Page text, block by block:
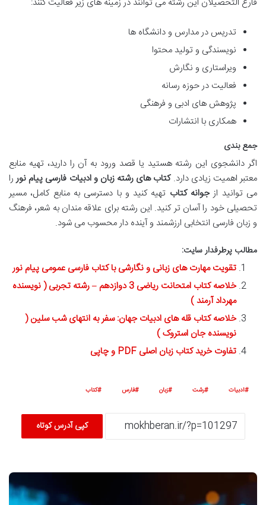
تدریس در مدارس و دانشگاه ها
نویسندگی و تولید محتوا
ویراستاری و نگارش
فعالیت در حوزه رسانه
پژوهش های ادبی و فرهنگی
همکاری با انتشارات
جمع بندی
اگر دانشجوی این رشته هستید یا قصد ورود به آن را دارید، تهیه منابع
معتبر اهمیت زیادی دارد.کتاب های رشته زبان و ادبیات فارسی پیام نوررا
می توانید ازجوانه کتاب تهیه کنید و با دسترسی به منابع کامل، مسیر
تحصیلی خود را آسان تر کنید. این رشته برای علاقه مندان به شعر، فرهنگ
و زبان فارسی انتخابی ارزشمند و آینده دار محسوب می شود.
مطالب پرطرفدار سایت:
تقویت مهارت های زبانی و نگارشی با کتاب فارسی عمومی پیام نور
خلاصه کتاب امتحانت ریاضی 3 دوازدهم – رشته تجربی ( نویسنده
مهرداد آرمند )
خلاصه کتاب قله های ادبیات جهان: سفر به انتهای شب سلین (
نویسنده جان استروک )
تفاوت خرید کتاب زبان اصلی PDF و چاپی
ادبیات رشت زبان فارس کتاب
کپی آدرس کوتاه